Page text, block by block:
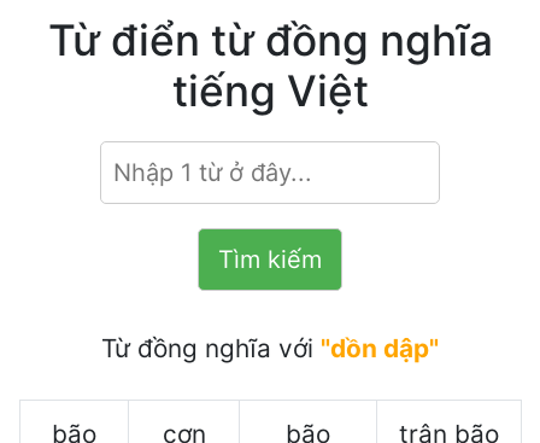
Từ điển từ đồng nghĩa
tiếng Việt
Từ đồng nghĩa với "dồn dập"
bão
cơn
bão
trận bão